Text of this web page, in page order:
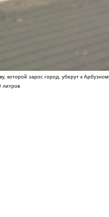
которой зарос город, уберут к
литров